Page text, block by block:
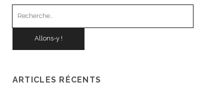
ARTICLES RÉCENTS